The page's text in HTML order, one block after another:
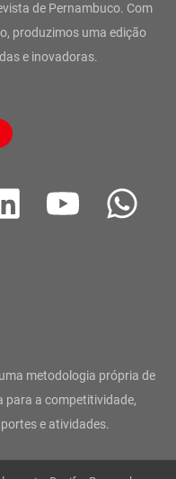
de Pernambuco. Com
produzimos uma edição
e inovadoras.
L
d
i
n
Y
b
e
W
a
p
metodologia própria de
para a competitividade,
e atividades.